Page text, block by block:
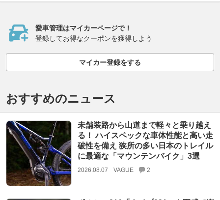
愛車管理はマイカーページで！
登録してお得なクーポンを獲得しよう
マイカー登録をする
おすすめのニュース
未舗装路から山道まで軽々と乗り越え
る！ ハイスペックな車体性能と高い走
破性を備え 狭所の多い日本のトレイル
に最適な「マウンテンバイク」3選
2026.08.07 VAGUE 2